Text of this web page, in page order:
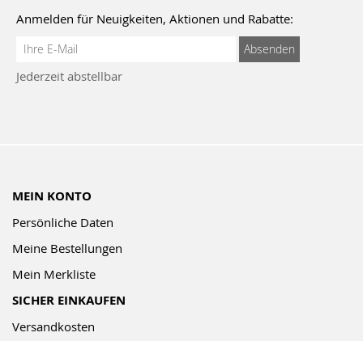
Anmelden für Neuigkeiten, Aktionen und Rabatte:
Anmeldung
Newsletter:
Absenden
Jederzeit abstellbar
MEIN KONTO
Persönliche Daten
Meine Bestellungen
Mein Merkliste
SICHER EINKAUFEN
Versandkosten